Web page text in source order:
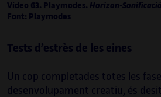
Vídeo 63. Playmodes. Horizon-Sonificació
Font: Playmodes
Tests d’estrès de les eines
Un cop completades totes les
desenvolupament creatiu, és